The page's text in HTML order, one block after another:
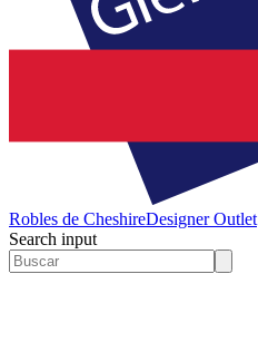
Robles de CheshireDesigner Outlet
Search input